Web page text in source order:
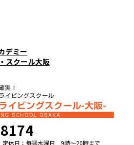
デミー
スクール大阪
定休日：毎週木曜日 9時〜20時まで